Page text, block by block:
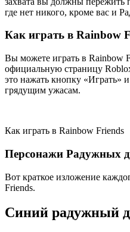
где нет никого, кроме вас и
Как играть в Rainbow
Вы можете играть в Rainbow
официальную страницу
это нажать кнопку «Играть»
грядущим ужасам.
Как играть в Rainbow Friends
Персонажи Радужных
Вот краткое изложение
Friends.
Синий радужный